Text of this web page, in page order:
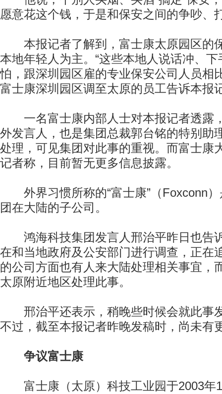
愿意花这个钱，于是和保安之间的争吵、
本报记者了解到，富士康太原园区的
本地年轻人为主。“这些本地人说话冲、
怕，跟深圳园区雇的专业保安公司人员相
富士康深圳园区调至太原的员工告诉本报
一名富士康内部人士对本报记者透露
外发言人，也是集团总裁郭台铭的特别助
处理，可见集团对此事的重视。而富士康
记者称，目前暂无更多信息披露。
外界习惯所称的“富士康”（Foxconn）
团在大陆的子公司。
鸿海科技集团发言人邢治平昨日也告
在和当地政府及公安部门进行调查，正在
的公司方面也有人来大陆处理相关事宜，
太原附近地区处理此事。
邢治平还表示，稍晚些时候会就此事
不过，截至本报记者昨晚发稿时，尚未有
争议富士康
富士康（太原）科技工业园于2003年